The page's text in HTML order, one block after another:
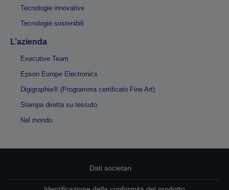
Tecnologie innovative
Tecnologie sostenibili
L’azienda
Executive Team
Epson Europe Electronics
Digigraphie® (Programma certificato Fine Art)
Stampa diretta su tessuto
Nel mondo
Dati societari